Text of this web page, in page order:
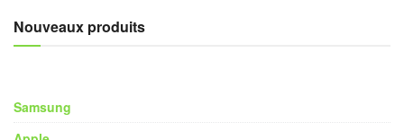
Nouveaux produits
Samsung